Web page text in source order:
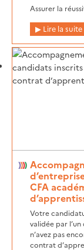
Assurer la
Lire la suite
CFA
Votre
validée par
n’avez pas
contrat